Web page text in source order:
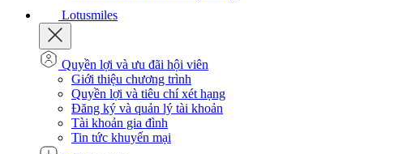
Lotusmiles
Quyền lợi và ưu đãi hội viên
Giới thiệu chương trình
Quyền lợi và tiêu chí xét hạng
Đăng ký và quản lý tài khoản
Tài khoản gia đình
Tin tức khuyến mại